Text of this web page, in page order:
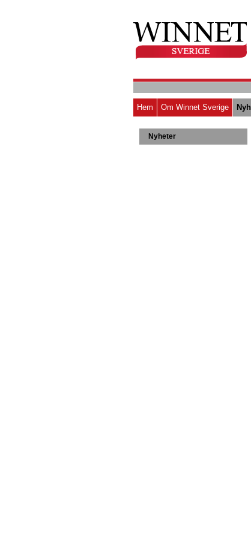
Hem Om Winnet Sverige
Nyheter